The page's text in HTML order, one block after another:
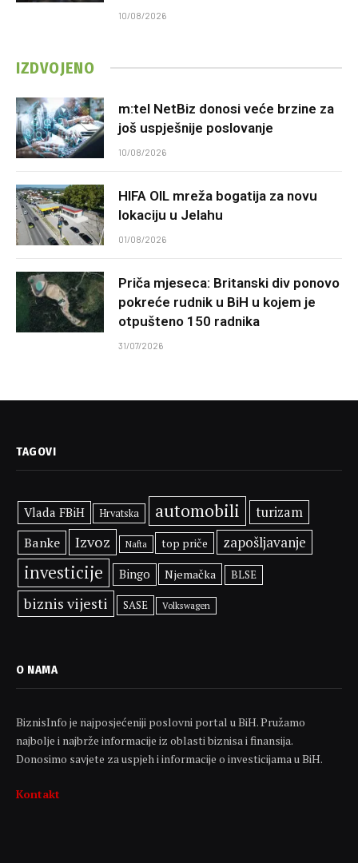
10/08/2026
IZDVOJENO
m:tel NetBiz donosi veće brzine za
još uspješnije poslovanje
10/08/2026
HIFA OIL mreža bogatija za novu
lokaciju u Jelahu
01/08/2026
Priča mjeseca: Britanski div ponovo
pokreće rudnik u BiH u kojem je
otpušteno 150 radnika
31/07/2026
TAGOVI
Vlada FBiH Hrvatska automobili
turizam
Banke
Izvoz Nafta top priče zapošljavanje
investicije Bingo Njemačka BLSE
biznis vijesti SASE Volkswagen
O NAMA
BiznisInfo je najposjećeniji poslovni portal u BiH. Pružamo
najbolje i najbrže informacije iz oblasti biznisa i finansija.
Donosimo savjete za uspjeh i informacije o investicijama u BiH.
Kontakt